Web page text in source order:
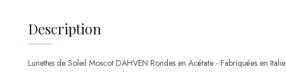
Description
Lunettes de Soleil Moscot DAHVEN Rondes en Acétate - Fabriquées en Italie